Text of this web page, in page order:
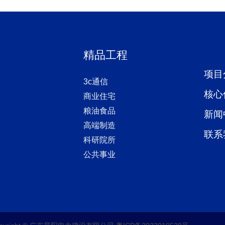
精品工程
3c通信
商业住宅
粮油食品
高端制造
科研院所
公共事业
项
核
新
联